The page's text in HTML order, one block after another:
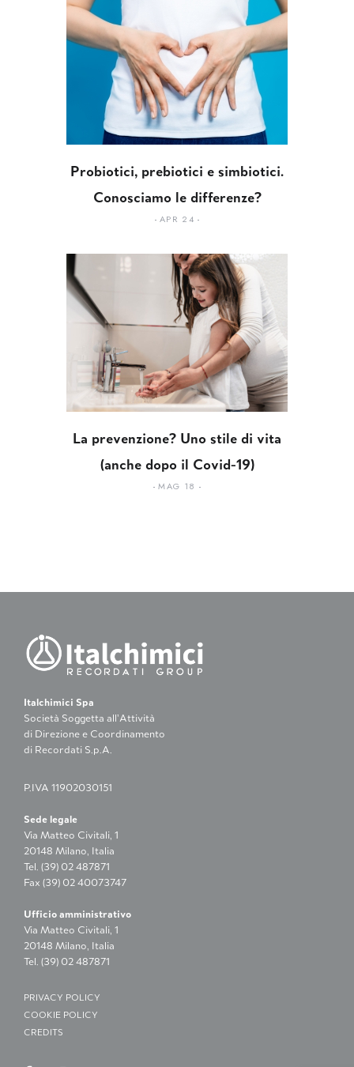
Probiotici, prebiotici e simbiotici.
Conosciamo le differenze?
APR 24
La prevenzione? Uno stile di vita
(anche dopo il Covid-19)
MAG 18
Italchimici Spa
Società Soggetta all’Attività
di Direzione e Coordinamento
di Recordati S.p.A.
P.IVA 11902030151
Sede legale
Via Matteo Civitali, 1
20148 Milano, Italia
Tel. (39) 02 487871
Fax (39) 02 40073747
Ufficio amministrativo
Via Matteo Civitali, 1
20148 Milano, Italia
Tel. (39) 02 487871
PRIVACY POLICY
COOKIE POLICY
CREDITS